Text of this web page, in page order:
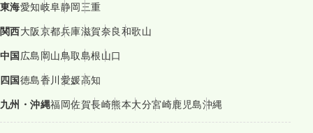
東海愛知岐阜静岡三重
関西大阪京都兵庫滋賀奈良和歌山
中国広島岡山鳥取島根山口
四国徳島香川愛媛高知
九州・沖縄福岡佐賀長崎熊本大分宮崎鹿児島沖縄